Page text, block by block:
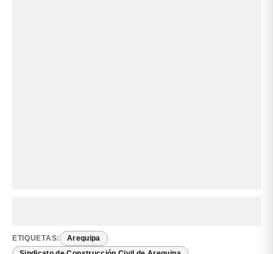
ETIQUETAS: Arequipa